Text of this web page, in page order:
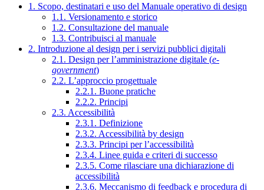
1. Scopo, destinatari e uso del Manuale operativo di design
1.1. Versionamento e storico
1.2. Consultazione del manuale
1.3. Contribuisci al manuale
2. Introduzione al design per i servizi pubblici digitali
2.1. Design per l’amministrazione digitale (e-
government)
2.2. L’approccio progettuale
2.2.1. Buone pratiche
2.2.2. Principi
2.3. Accessibilità
2.3.1. Definizione
2.3.2. Accessibilità by design
2.3.3. Principi per l’accessibilità
2.3.4. Linee guida e criteri di successo
2.3.5. Come rilasciare una dichiarazione di
accessibilità
2.3.6. Meccanismo di feedback e procedura di